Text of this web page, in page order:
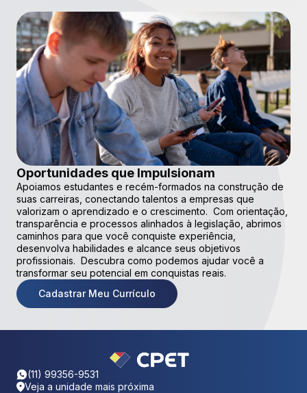
Oportunidades que Impulsionam
Apoiamos estudantes e recém-formados na construção de
suas carreiras, conectando talentos a empresas que
valorizam o aprendizado e o crescimento. Com orientação,
transparência e processos alinhados à legislação, abrimos
caminhos para que você conquiste experiência,
desenvolva habilidades e alcance seus objetivos
profissionais. Descubra como podemos ajudar você a
transformar seu potencial em conquistas reais.
Cadastrar Meu Currículo
(11) 99356-9531
Veja a unidade mais próxima